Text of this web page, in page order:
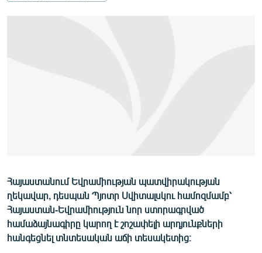
ՏԱՐԱԾԱՇՐՋԱՆ
ՏԵՍԱՆՅՈՒԹԵՐ
ԲԱՆԱՎԵՃ
ՁԳՏԵԼՈՎ ԼԱՎԱԳՈՒՅՆԻՆ
ՓՈԴՔԱՍԹ
Հայաստանում Եվրամիության պատվիրակության
ղեկավար, դեսպան Պյոտր Սվիտալսկու համոզմամբ՝
Հայաստան-Եվրամիություն նոր ստորագրված
համաձայնագիրը կարող է շոշափելի արդյունքների
հանգեցնել տնտեսական աճի տեսակետից։